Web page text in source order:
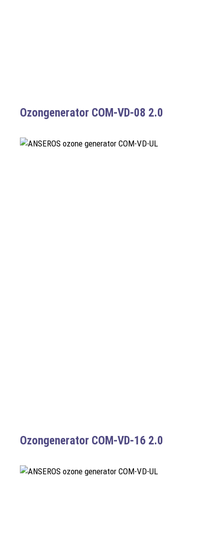
Ozongenerator COM-VD-08 2.0
Ozongenerator COM-VD-16 2.0